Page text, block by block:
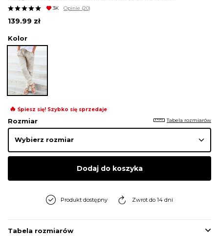
DRESY
MARYNARKI
BLUZY
BUTY
3K Opinie (20)
139.99 zł
Kolor
🔥 Śpiesz się! Szybko się sprzedaje
Rozmiar Tabela rozmiarów
Dodaj do koszyka
Produkt dostępny Zwrot do 14 dni
Tabela rozmiarów